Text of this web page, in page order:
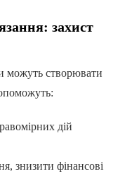
захист
можуть створювати
дій
знизити фінансові